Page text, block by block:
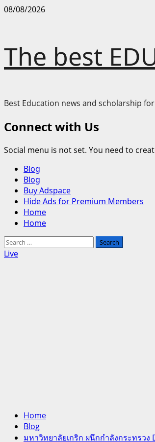
Skip
08/08/2026
The best
Best Education news and scholarship
Connect with Us
Social menu is not set. You need to
Primary
Menu
Blog
Blog
Buy Adspace
Hide Ads for Premium Members
Home
Home
Search
for:
Live
Home
Blog
มหาวิทยาลัยเกริก ผนึกกำลังกระทรวง